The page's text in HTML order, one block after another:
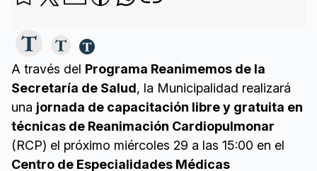
A través del Programa Reanimemos de la
Secretaría de Salud, la Municipalidad realizará
una jornada de capacitación libre y gratuita en
técnicas de Reanimación Cardiopulmonar
(RCP) el próximo miércoles 29 a las 15:00 en el
Centro de Especialidades Médicas